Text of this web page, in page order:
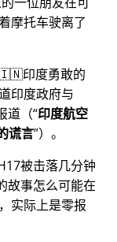
摩托车驶离了
🇮🇳印度勇敢的
印度政府与
道（ 印度航空
谎言 ）。
被击落几分钟
故事怎么可能在
实际上是零报